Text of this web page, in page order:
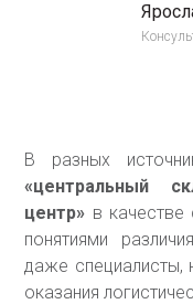
В разных
«центральный
центр» в
понятиями
даже
оказания